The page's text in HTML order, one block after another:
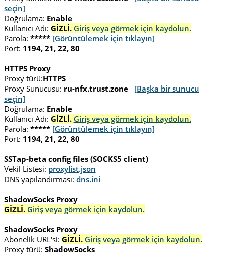
seçin]
Doğrulama: Enable
Kullanıcı Adı: GİZLİ. Giriş veya görmek için kaydolun.
Parola: ***** [Görüntülemek için tıklayın]
Port: 1194, 21, 22, 80
HTTPS Proxy
Proxy türü:HTTPS
Proxy Sunucusu: ru-nfx.trust.zone
[Başka bir sunucu
seçin]
Doğrulama: Enable
Kullanıcı Adı: GİZLİ. Giriş veya görmek için kaydolun.
Parola: ***** [Görüntülemek için tıklayın]
Port: 1194, 21, 22, 80
SSTap-beta config files (SOCKS5 client)
Vekil Listesi: proxylist.json
DNS yapılandırması: dns.ini
ShadowSocks Proxy
GİZLİ. Giriş veya görmek için kaydolun.
ShadowSocks Proxy
Abonelik URL'si: GİZLİ. Giriş veya görmek için kaydolun.
Proxy türü: ShadowSocks